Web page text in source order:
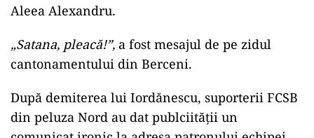
Aleea Alexandru.
„Satana, pleacă!”, a fost mesajul de pe zidul
cantonamentului din Berceni.
După demiterea lui Iordănescu, suporterii FCSB
din peluza Nord au dat publciităţii un